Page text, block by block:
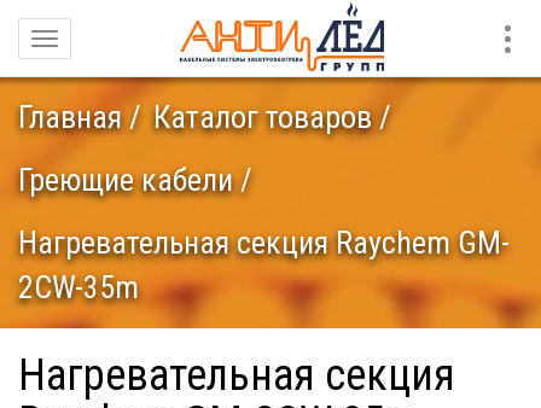
Навигация
Главная
Каталог товаров
Греющие кабели
Нагревательная секция Raychem GM-
2CW-35m
Нагревательная секция